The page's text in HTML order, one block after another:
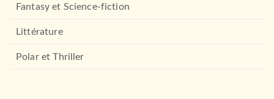
Fantasy et Science-fiction
Littérature
Polar et Thriller